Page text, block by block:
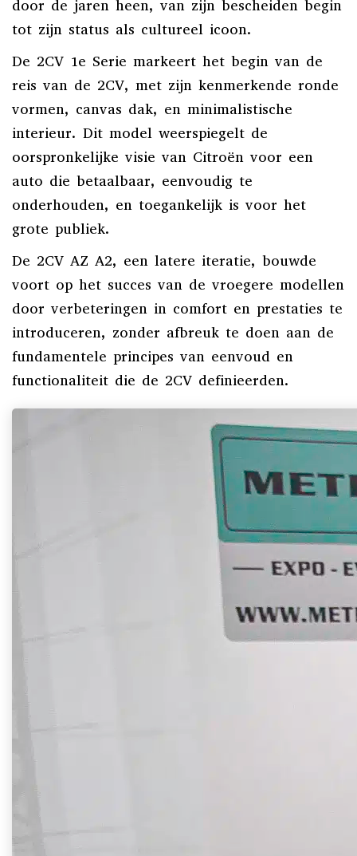
door de jaren heen, van zijn bescheiden begin
tot zijn status als cultureel icoon.
De 2CV 1e Serie markeert het begin van de
reis van de 2CV, met zijn kenmerkende ronde
vormen, canvas dak, en minimalistische
interieur. Dit model weerspiegelt de
oorspronkelijke visie van Citroën voor een
auto die betaalbaar, eenvoudig te
onderhouden, en toegankelijk is voor het
grote publiek.
De 2CV AZ A2, een latere iteratie, bouwde
voort op het succes van de vroegere modellen
door verbeteringen in comfort en prestaties te
introduceren, zonder afbreuk te doen aan de
fundamentele principes van eenvoud en
functionaliteit die de 2CV definieerden.